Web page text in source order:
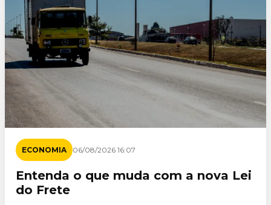
ECONOMIA 06/08/2026 16:07
Entenda o que muda com a nova Lei
do Frete